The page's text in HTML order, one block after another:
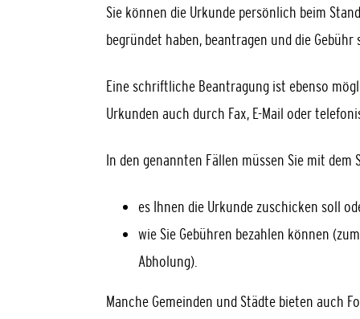
Sie können die Urkunde persönlich beim
begründet haben, beantragen und die Gebühr
Eine schriftliche Beantragung ist ebenso
Urkunden auch durch Fax, E-Mail oder
In den genannten Fällen müssen Sie mit dem
es Ihnen die Urkunde zuschicken soll
wie Sie Gebühren bezahlen können
Abholung)
Manche Gemeinden und Städte bieten auch